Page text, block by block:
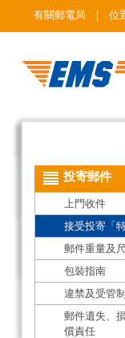
有關郵電局 位
投寄郵件
上門收件
接受投寄「
郵件重量及
包裝指南
違禁及受管
郵件遺失、
償責任